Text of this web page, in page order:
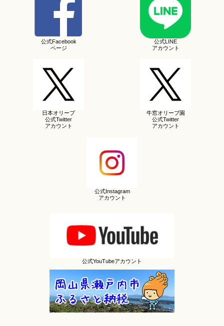
公式Facebook
ページ
公式LINE
アカウント
日本オリーブ
公式Twitter
アカウント
牛窓オリーブ園
公式Twitter
アカウント
公式Instagram
アカウント
公式YouTubeアカウント